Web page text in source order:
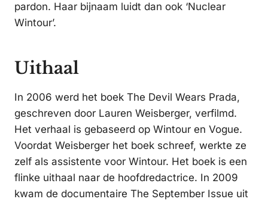
pardon. Haar bijnaam luidt dan ook ‘Nuclear
Wintour’.
Uithaal
In 2006 werd het boek The Devil Wears Prada,
geschreven door Lauren Weisberger, verfilmd.
Het verhaal is gebaseerd op Wintour en Vogue.
Voordat Weisberger het boek schreef, werkte ze
zelf als assistente voor Wintour. Het boek is een
flinke uithaal naar de hoofdredactrice. In 2009
kwam de documentaire The September Issue uit